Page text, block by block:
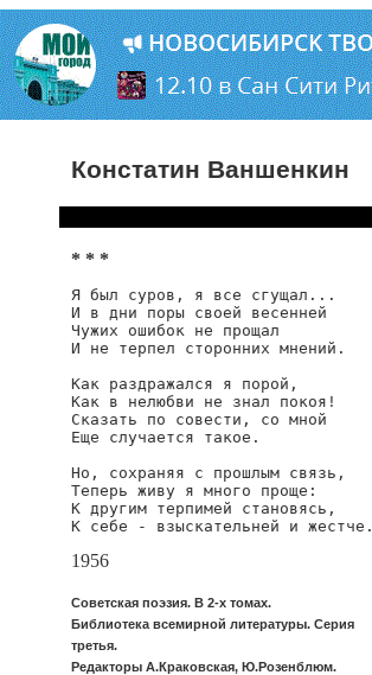
Констатин Ваншенкин
* * *
Я был суров, я все сгущал...
И в дни поры своей весенней
Чужих ошибок не прощал
И не терпел сторонних мнений.
Как раздражался я порой,
Как в нелюбви не знал покоя!
Сказать по совести, со мной
Еще случается такое.
Но, сохраняя с прошлым связь,
Теперь живу я много проще:
К другим терпимей становясь,
К себе - взыскательней и жестче.
1956
Советская поэзия. В 2-х томах.
Библиотека всемирной литературы. Серия
третья.
Редакторы А.Краковская, Ю.Розенблюм.